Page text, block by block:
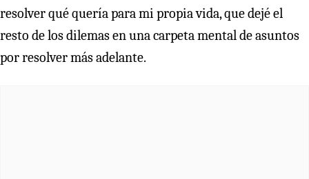
resolver qué quería para mi propia vida, que dejé el
resto de los dilemas en una carpeta mental de asuntos
por resolver más adelante.